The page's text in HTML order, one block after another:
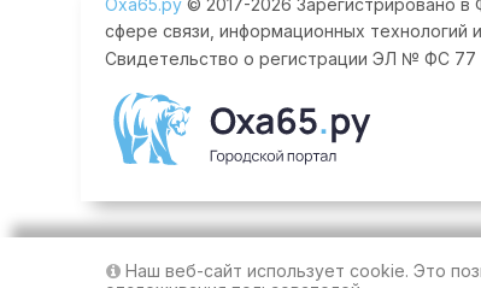
сфере связи, информационных технологий
Свидетельство о регистрации ЭЛ № ФС 77
Наш веб-сайт использует cookie. Это